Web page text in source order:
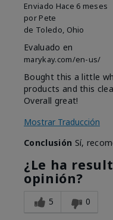
Enviado Hace 6 meses
por Pete
de Toledo, Ohio
Evaluado en
marykay.com/en-us/
Bought this a little
products and this
Overall great!
Mostrar Traducción
Conclusión Sí,
¿Le ha
opinión?
5 0